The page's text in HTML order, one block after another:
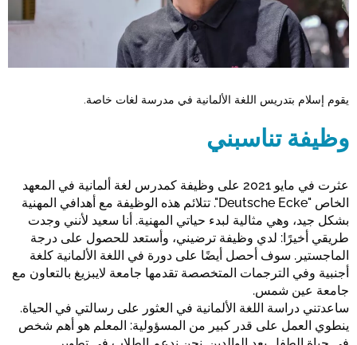
يقوم إسلام بتدريس اللغة الألمانية في مدرسة لغات خاصة.
وظيفة تناسبني
عثرت في مايو 2021 على وظيفة كمدرس لغة ألمانية في المعهد
الخاص "Deutsche Ecke". تتلائم هذه الوظيفة مع أهدافي المهنية
بشكل جيد، وهي مثالية لبدء حياتي المهنية. أنا سعيد لأنني وجدت
طريقي أخيرًا: لدي وظيفة ترضيني، وأستعد للحصول على درجة
الماجستير. سوف أحصل أيضًا على دورة في اللغة الألمانية كلغة
أجنبية وفي الترجمات المتخصصة تقدمها جامعة لايبزيغ بالتعاون مع
جامعة عين شمس.
ساعدتني دراسة اللغة الألمانية في العثور على رسالتي في الحياة.
ينطوي العمل على قدر كبير من المسؤولية: المعلم هو أهم شخص